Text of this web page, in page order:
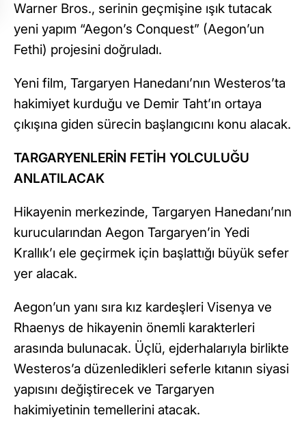
Warner Bros., serinin geçmişine ışık tutacak
yeni yapım “Aegon’s Conquest” (Aegon’un
Fethi) projesini doğruladı.
Yeni film, Targaryen Hanedanı’nın Westeros’ta
hakimiyet kurduğu ve Demir Taht’ın ortaya
çıkışına giden sürecin başlangıcını konu alacak.
TARGARYENLERİN FETİH YOLCULUĞU
ANLATILACAK
Hikayenin merkezinde, Targaryen Hanedanı’nın
kurucularından Aegon Targaryen’in Yedi
Krallık’ı ele geçirmek için başlattığı büyük sefer
yer alacak.
Aegon’un yanı sıra kız kardeşleri Visenya ve
Rhaenys de hikayenin önemli karakterleri
arasında bulunacak. Üçlü, ejderhalarıyla birlikte
Westeros’a düzenledikleri seferle kıtanın siyasi
yapısını değiştirecek ve Targaryen
hakimiyetinin temellerini atacak.